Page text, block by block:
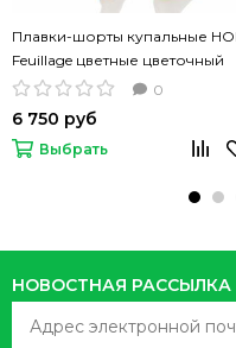
Плавки-шорты купальные
Feuillage цветные цветочный
принт
0
6 750 руб
Выбрать
НОВОСТНАЯ РАССЫЛКА